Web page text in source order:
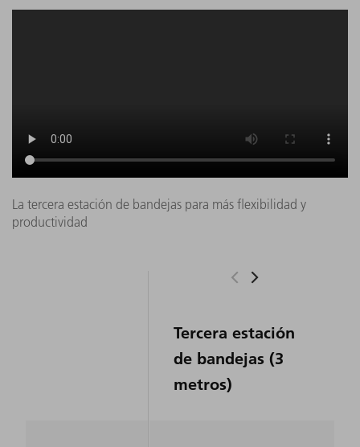
La tercera estación de bandejas para más flexibilidad y
productividad
Tercera estación
de bandejas (3
metros)